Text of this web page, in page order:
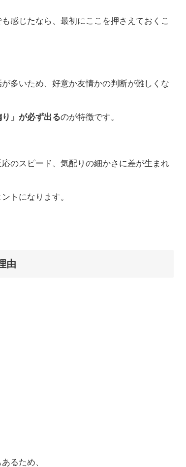
感じたなら、最初にここを押さえておくこ
多いため、好意か友情かの判断が難しくな
」が必ず出るのが特徴です。
のスピード、気配りの細かさに差が生まれ
トになります。
由
るため、